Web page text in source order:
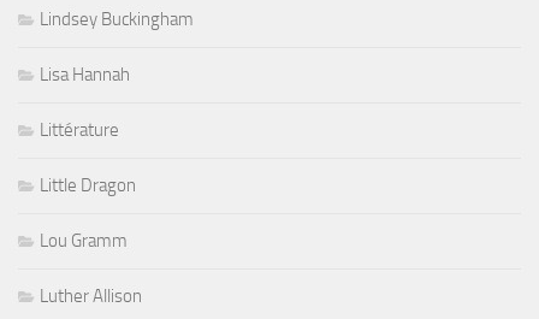
Lindsey Buckingham
Lisa Hannah
Littérature
Little Dragon
Lou Gramm
Luther Allison